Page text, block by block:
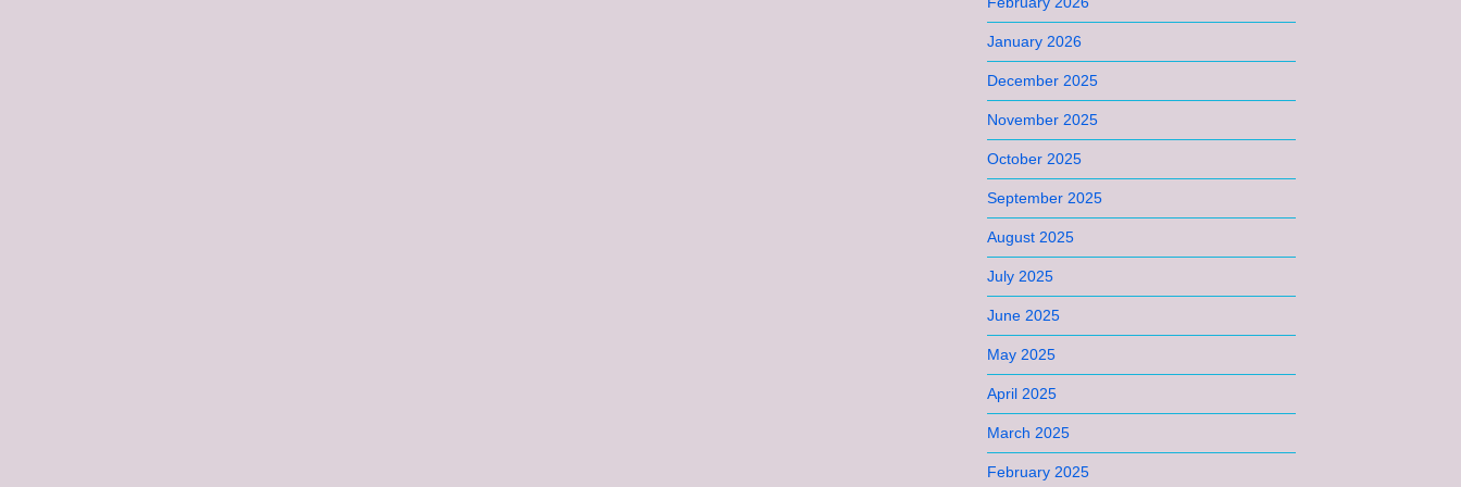
January 2026
December 2025
November 2025
October 2025
September 2025
August 2025
July 2025
June 2025
May 2025
April 2025
March 2025
February 2025